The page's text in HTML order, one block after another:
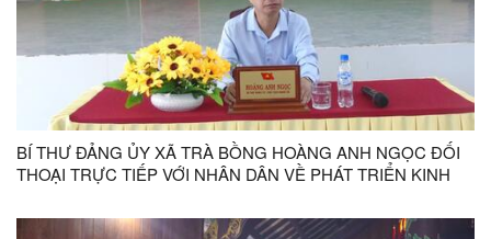
BÍ THƯ ĐẢNG ỦY XÃ TRÀ BỒNG HOÀNG ANH NGỌC ĐỐI
THOẠI TRỰC TIẾP VỚI NHÂN DÂN VỀ PHÁT TRIỂN KINH